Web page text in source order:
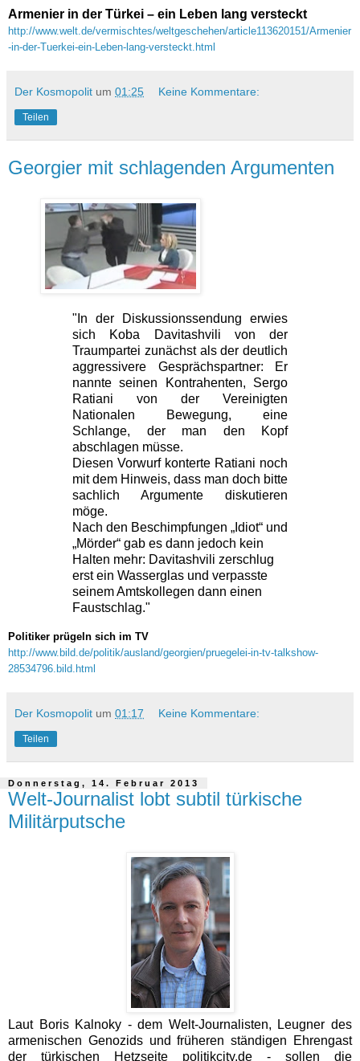
Armenier in der Türkei – ein Leben lang versteckt
http://www.welt.de/vermischtes/weltgeschehen/article113620151/Armenier
-in-der-Tuerkei-ein-Leben-lang-versteckt.html
Der Kosmopolit um 01:25 Keine Kommentare:
Teilen
Georgier mit schlagenden Argumenten
"In der Diskussionssendung erwies
sich Koba Davitashvili von der
Traumpartei zunächst als der deutlich
aggressivere Gesprächspartner: Er
nannte seinen Kontrahenten, Sergo
Ratiani von der Vereinigten
Nationalen Bewegung, eine
Schlange, der man den Kopf
abschlagen müsse.
Diesen Vorwurf konterte Ratiani noch
mit dem Hinweis, dass man doch bitte
sachlich Argumente diskutieren
möge.
Nach den Beschimpfungen „Idiot“ und
„Mörder“ gab es dann jedoch kein
Halten mehr: Davitashvili zerschlug
erst ein Wasserglas und verpasste
seinem Amtskollegen dann einen
Faustschlag."
Politiker prügeln sich im TV
http://www.bild.de/politik/ausland/georgien/pruegelei-in-tv-talkshow-
28534796.bild.html
Der Kosmopolit um 01:17 Keine Kommentare:
Teilen
Donnerstag, 14. Februar 2013
Welt-Journalist lobt subtil türkische
Militärputsche
Laut Boris Kalnoky - dem Welt-Journalisten, Leugner des
armenischen Genozids und früheren ständigen Ehrengast
der türkischen Hetzseite politikcity.de - sollen die